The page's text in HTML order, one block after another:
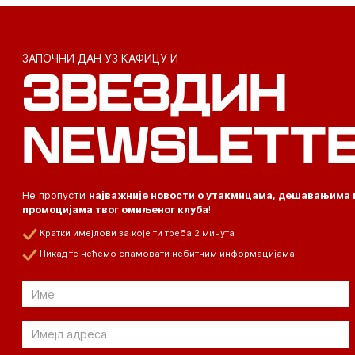
ЗАПОЧНИ ДАН УЗ КАФИЦУ И
ЗВЕЗДИН
Не пропусти најважније новости о утакмицама, дешавањима
промоцијама твог омиљеног клуба!
Кратки имејлови за које ти треба 2 минута
Никад те нећемо спамовати небитним информацијама
Email
Email